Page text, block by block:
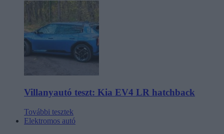
Villanyautó teszt: Kia EV4 LR hatchback
További tesztek
Elektromos autó